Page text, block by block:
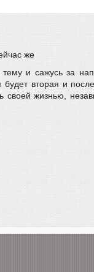
же
и сажусь за
вторая и
своей жизнью,